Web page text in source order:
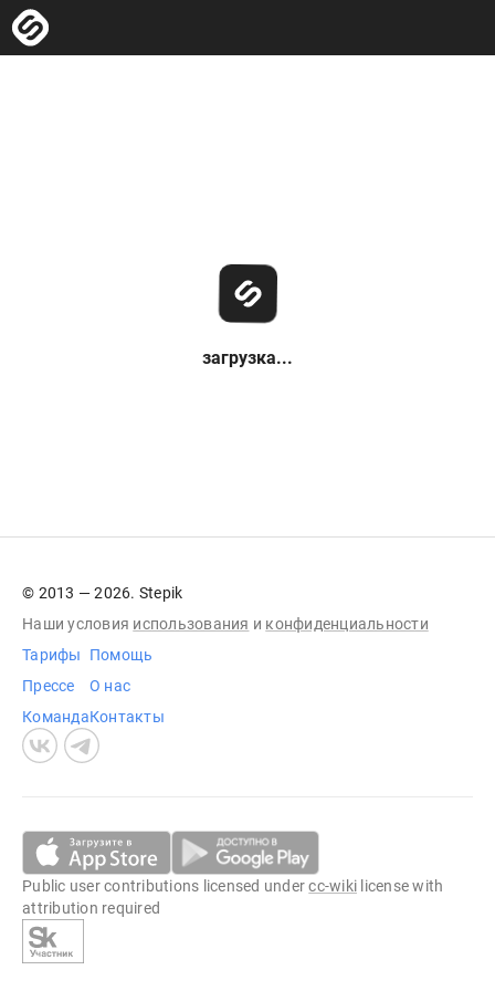
загрузка...
© 2013 — 2026. Stepik
Наши условия использования и конфиденциальности
Тарифы
Прессе
Команда
Помощь
О нас
Контакты
Public user contributions licensed undercc-wiki license with
attribution required